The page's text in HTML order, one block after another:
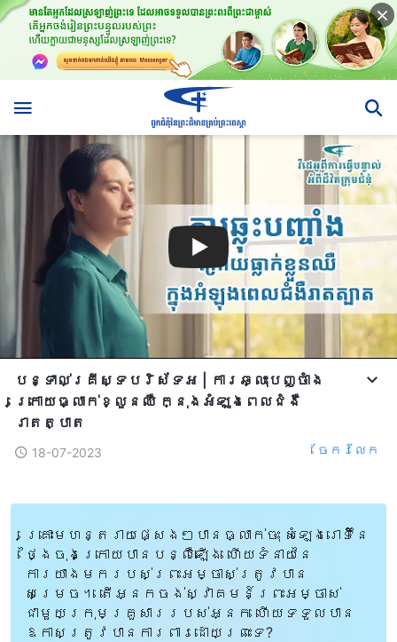
បន្ទាល់គ្រីស្ទបរិស័ទអ | ការឆ្លុះបញ្ចាំង
ក្រោយធ្លាក់ខ្លួនឈឺ ក្នុងអំឡុងពេលជំងឺ
រាតត្បាត
18-07-2023 ចែក​រំលែក
គ្រោះមហន្តរាយផ្សេងៗបានធ្លាក់ចុះ សំឡេងរោទិ៍នៃ
ថ្ងៃចុងក្រោយបានបន្លឺឡើង ហើយទំនាយនៃ
ការយាងមករបស់ព្រះអម្ចាស់ត្រូវបាន
សម្រេច។ តើអ្នកចង់ស្វាគមន៍ព្រះអម្ចាស់
ជាមួយក្រុមគ្រួសាររបស់អ្នក ហើយទទួលបាន
ឱកាសត្រូវបានការពារដោយព្រះទេ?